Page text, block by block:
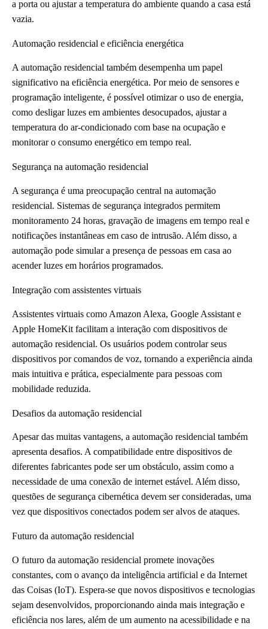
a porta ou ajustar a temperatura do ambiente quando a casa está
vazia.
Automação residencial e eficiência energética
A automação residencial também desempenha um papel
significativo na eficiência energética. Por meio de sensores e
programação inteligente, é possível otimizar o uso de energia,
como desligar luzes em ambientes desocupados, ajustar a
temperatura do ar-condicionado com base na ocupação e
monitorar o consumo energético em tempo real.
Segurança na automação residencial
A segurança é uma preocupação central na automação
residencial. Sistemas de segurança integrados permitem
monitoramento 24 horas, gravação de imagens em tempo real e
notificações instantâneas em caso de intrusão. Além disso, a
automação pode simular a presença de pessoas em casa ao
acender luzes em horários programados.
Integração com assistentes virtuais
Assistentes virtuais como Amazon Alexa, Google Assistant e
Apple HomeKit facilitam a interação com dispositivos de
automação residencial. Os usuários podem controlar seus
dispositivos por comandos de voz, tornando a experiência ainda
mais intuitiva e prática, especialmente para pessoas com
mobilidade reduzida.
Desafios da automação residencial
Apesar das muitas vantagens, a automação residencial também
apresenta desafios. A compatibilidade entre dispositivos de
diferentes fabricantes pode ser um obstáculo, assim como a
necessidade de uma conexão de internet estável. Além disso,
questões de segurança cibernética devem ser consideradas, uma
vez que dispositivos conectados podem ser alvos de ataques.
Futuro da automação residencial
O futuro da automação residencial promete inovações
constantes, com o avanço da inteligência artificial e da Internet
das Coisas (IoT). Espera-se que novos dispositivos e tecnologias
sejam desenvolvidos, proporcionando ainda mais integração e
eficiência nos lares, além de um aumento na acessibilidade e na